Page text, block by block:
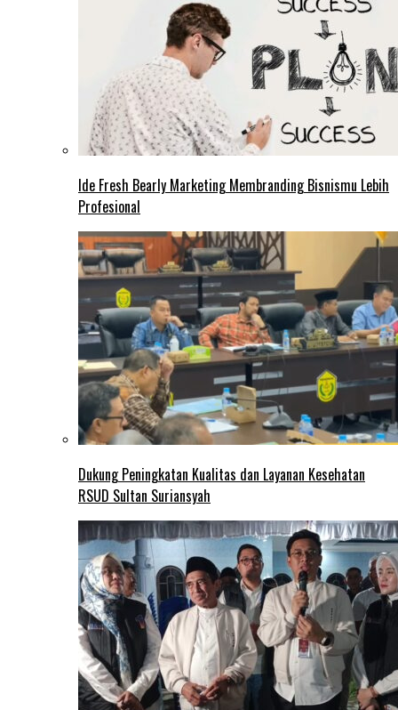
Ide Fresh Bearly Marketing Membranding Bisnismu Lebih
Profesional
Dukung Peningkatan Kualitas dan Layanan Kesehatan
RSUD Sultan Suriansyah